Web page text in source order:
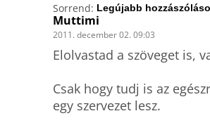
Sorrend:
Muttimi
2011. december 02. 09:03
Elolvastad a szöveget is,
Csak hogy tudj is az
egy szervezet lesz.